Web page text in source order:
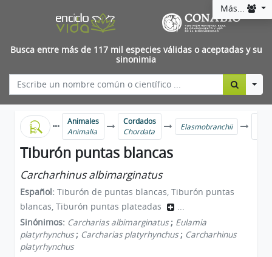
Más...
Busca entre más de 117 mil especies válidas o aceptadas y su
sinonimia
Animales
Animalia
Cordados
Chordata
Elasmobranchii
Tiburón puntas blancas
Carcharhinus albimarginatus
Español: Tiburón de puntas blancas, Tiburón puntas
blancas, Tiburón puntas plateadas
...
Sinónimos: Carcharias albimarginatus ; Eulamia
platyrhynchus ; Carcharias platyrhynchus ; Carcharhinus
platyrhynchus